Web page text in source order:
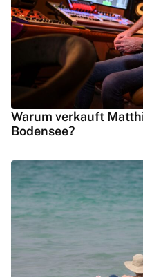
Warum verkauft
Bodensee?